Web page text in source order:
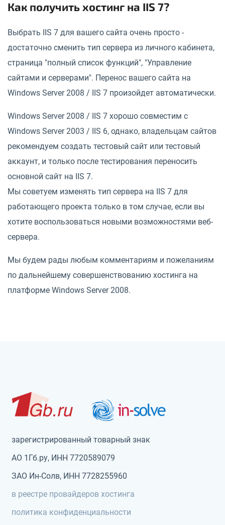
Как получить хостинг на IIS 7?
Выбрать IIS 7 для вашего сайта очень просто -
достаточно сменить тип сервера из личного кабинета,
страница "полный список функций", "Управление
сайтами и серверами". Перенос вашего сайта на
Windows Server 2008 / IIS 7 произойдет автоматически.
Windows Server 2008 / IIS 7 хорошо совместим с
Windows Server 2003 / IIS 6, однако, владельцам сайтов
рекомендуем создать тестовый сайт или тестовый
аккаунт, и только после тестирования переносить
основной сайт на IIS 7.
Мы советуем изменять тип сервера на IIS 7 для
работающего проекта только в том случае, если вы
хотите воспользоваться новыми возможностями веб-
сервера.
Мы будем рады любым комментариям и пожеланиям
по дальнейшему совершенствованию хостинга на
платформе Windows Server 2008.
зарегистрированный товарный знак
АО 1Гб.ру, ИНН 7720589079
ЗАО Ин-Солв, ИНН 7728255960
в реестре провайдеров хостинга
политика конфиденциальности